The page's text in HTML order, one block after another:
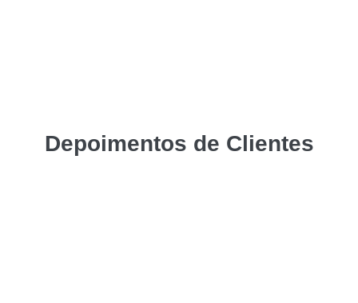
Depoimentos de Clientes